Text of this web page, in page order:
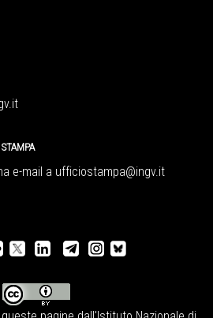
it
e-mail a ufficiostampa@ingv.it